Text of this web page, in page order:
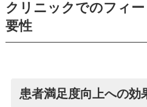
クリニックでのフィ
要性
患者満足度向上への効